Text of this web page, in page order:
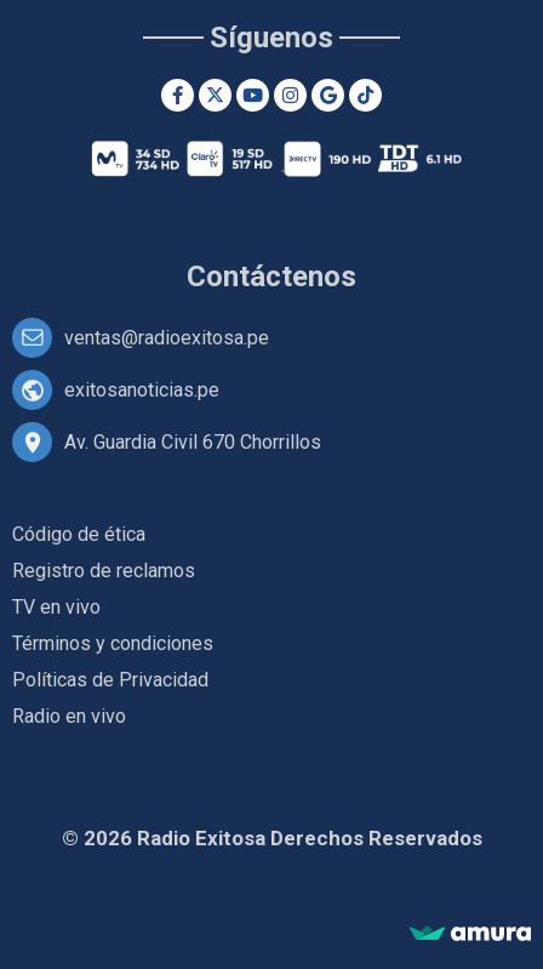
Contáctenos
ventas@radioexitosa.pe
exitosanoticias.pe
Av. Guardia Civil 670 Chorrillos
Síguenos
Código de ética
Registro de reclamos
TV en vivo
Términos y condiciones
Políticas de Privacidad
Radio en vivo
© 2026 Radio Exitosa Derechos Reservados